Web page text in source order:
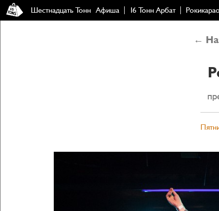
Шестнадцать Тонн Афиша 16 Тонн Арбат
←